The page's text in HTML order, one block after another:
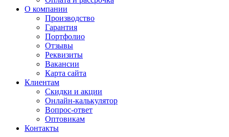
О компании
Производство
Гарантия
Портфолио
Отзывы
Реквизиты
Вакансии
Карта сайта
Клиентам
Скидки и акции
Онлайн-калькулятор
Вопрос-ответ
Оптовикам
Контакты